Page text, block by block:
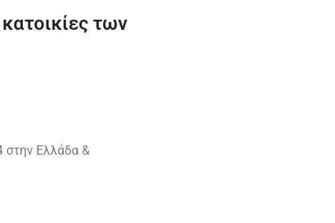
των
στην Ελλάδα &